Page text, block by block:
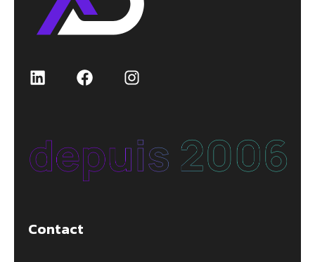
Contact